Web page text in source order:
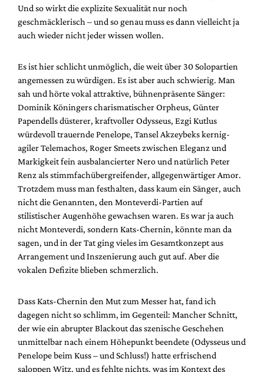
Und so wirkt die explizite Sexualität nur noch
geschmäcklerisch – und so genau muss es dann vielleicht ja
auch wieder nicht jeder wissen wollen.
Es ist hier schlicht unmöglich, die weit über 30 Solopartien
angemessen zu würdigen. Es ist aber auch schwierig. Man
sah und hörte vokal attraktive, bühnenpräsente Sänger:
Dominik Köningers charismatischer Orpheus, Günter
Papendells düsterer, kraftvoller Odysseus, Ezgi Kutlus
würdevoll trauernde Penelope, Tansel Akzeybeks kernig-
agiler Telemachos, Roger Smeets zwischen Eleganz und
Markigkeit fein ausbalancierter Nero und natürlich Peter
Renz als stimmfachübergreifender, allgegenwärtiger Amor.
Trotzdem muss man festhalten, dass kaum ein Sänger, auch
nicht die Genannten, den Monteverdi-Partien auf
stilistischer Augenhöhe gewachsen waren. Es war ja auch
nicht Monteverdi, sondern Kats-Chernin, könnte man da
sagen, und in der Tat ging vieles im Gesamtkonzept aus
Arrangement und Inszenierung auch gut auf. Aber die
vokalen Defizite blieben schmerzlich.
Dass Kats-Chernin den Mut zum Messer hat, fand ich
dagegen nicht so schlimm, im Gegenteil: Mancher Schnitt,
der wie ein abrupter Blackout das szenische Geschehen
unmittelbar nach einem Höhepunkt beendete (Odysseus und
Penelope beim Kuss – und Schluss!) hatte erfrischend
saloppen Witz, und es fehlte nichts, was im Kontext des